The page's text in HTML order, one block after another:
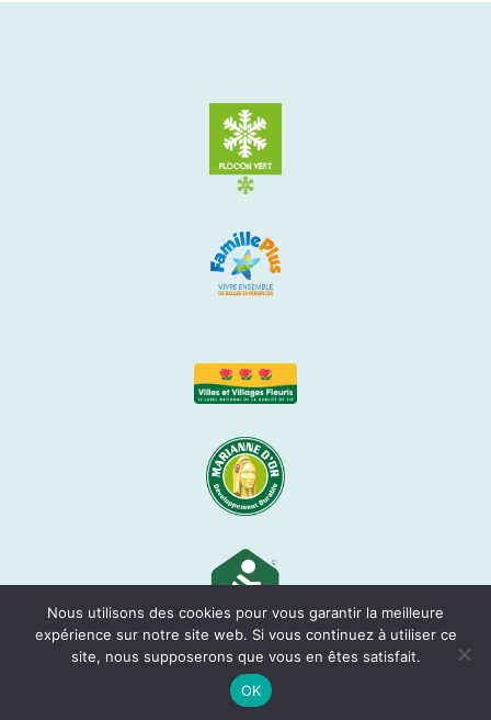
Nous utilisons des cookies pour vous garantir la meilleure
expérience sur notre site web. Si vous continuez à utiliser ce
site, nous supposerons que vous en êtes satisfait.
OK